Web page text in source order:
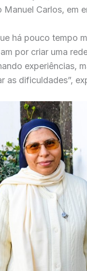
Carlos, em
há pouco tempo
por criar uma
experiências,
as dificuldades”,